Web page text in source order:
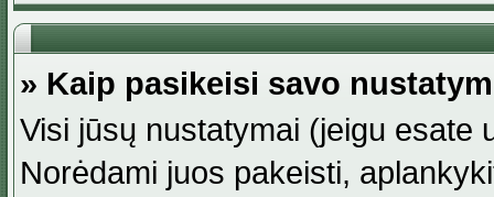
» Kaip pasikeisi savo
Visi jūsų nustatymai (jeigu esate
Norėdami juos pakeisti,